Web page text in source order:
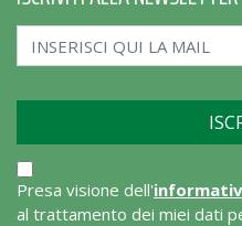
Presa visione dell'
al trattamento dei miei dati